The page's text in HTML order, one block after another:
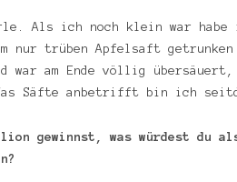
Als ich noch klein war habe
nur trüben Apfelsaft
war am Ende völlig übersäuert,
Säfte anbetrifft bin ich
gewinnst, was würdest du als